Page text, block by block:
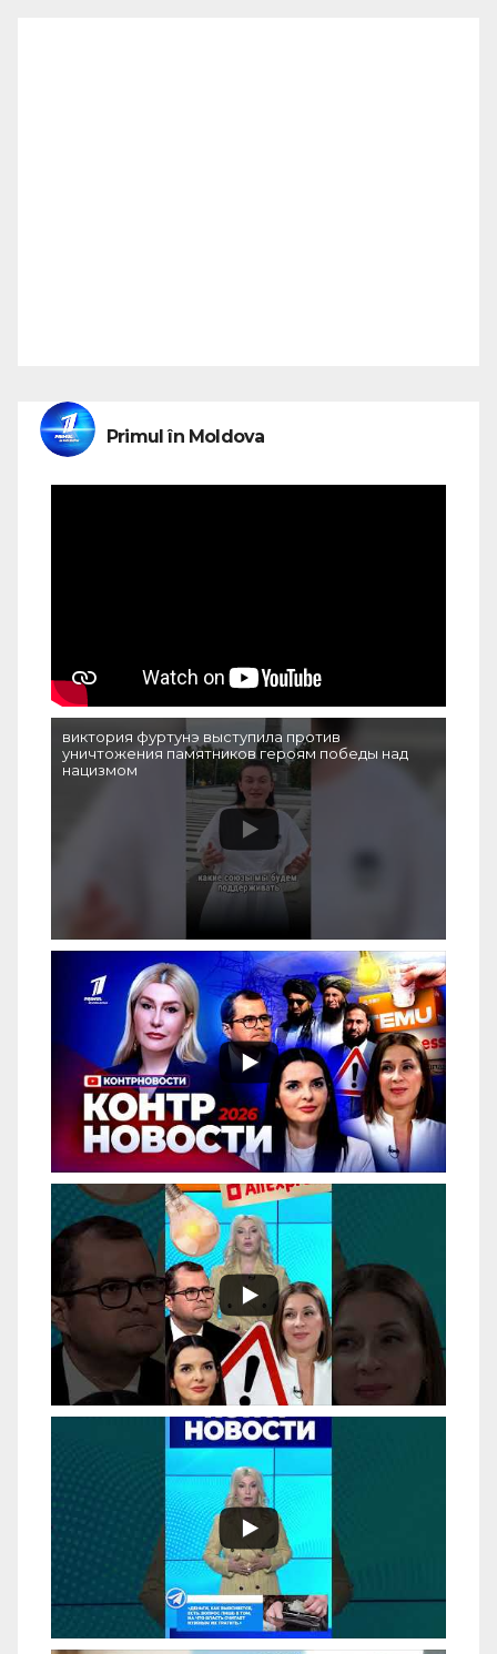
Primul în Moldova
виктория фуртунэ выступила против
уничтожения памятников героям победы над
нацизмом